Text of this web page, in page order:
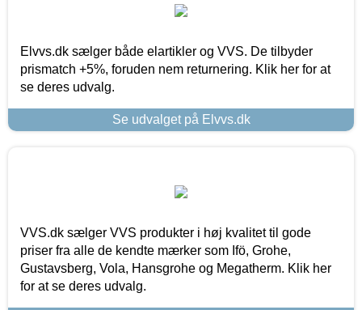
Elvvs.dk sælger både elartikler og VVS. De tilbyder
prismatch +5%, foruden nem returnering. Klik her for at
se deres udvalg.
Se udvalget på Elvvs.dk
VVS.dk sælger VVS produkter i høj kvalitet til gode
priser fra alle de kendte mærker som Ifö, Grohe,
Gustavsberg, Vola, Hansgrohe og Megatherm. Klik her
for at se deres udvalg.